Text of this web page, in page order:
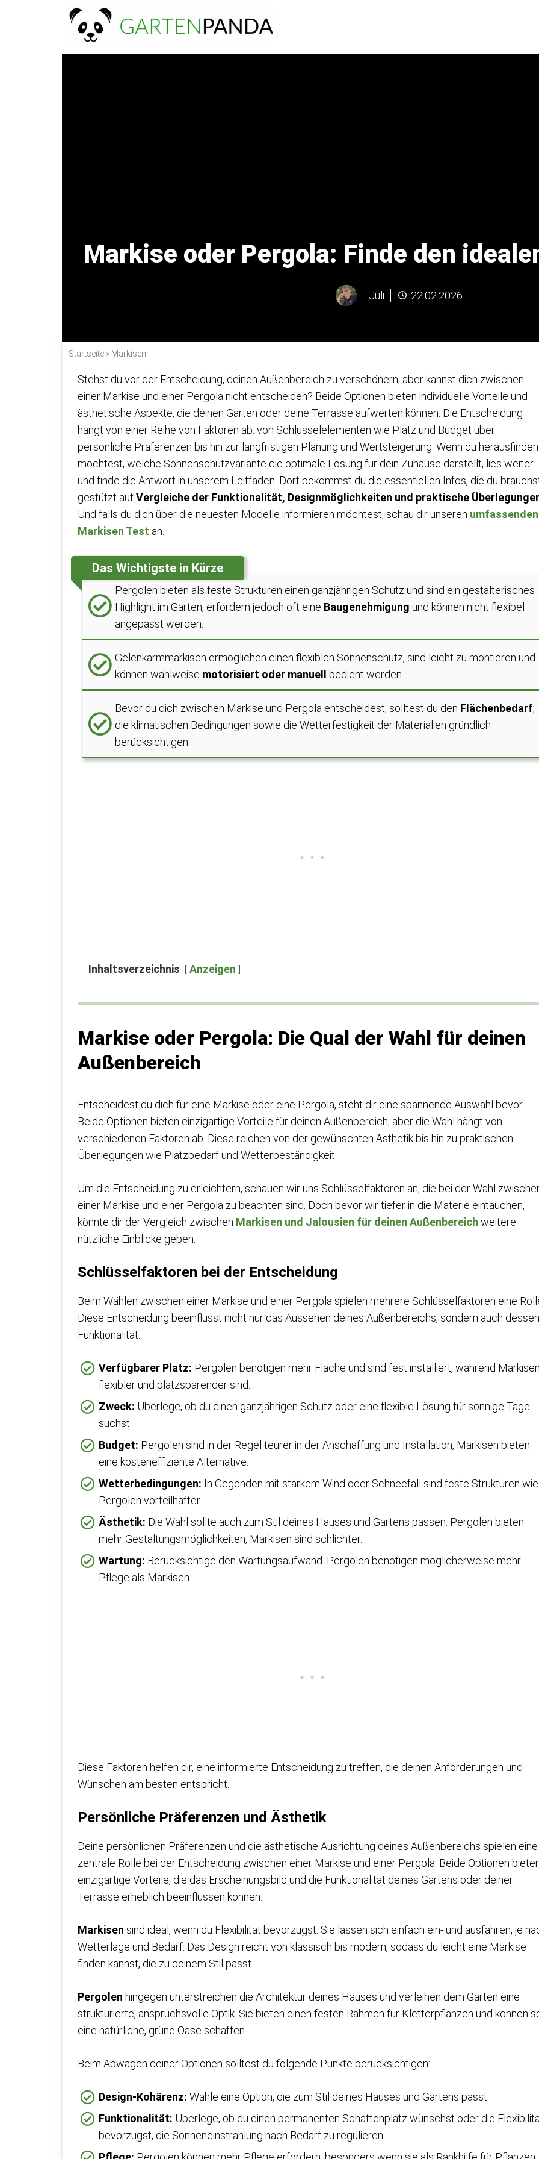
Markise oder Pergola: Finde den
Juli 22.02.2026
Startseite » Markisen
Stehst du vor der Entscheidung, deinen Außenbereich zu verschönern, aber kannst dich zwischen
einer Markise und einer Pergola nicht entscheiden? Beide Optionen bieten individuelle Vorteile und
ästhetische Aspekte, die deinen Garten oder deine Terrasse aufwerten können. Die Entscheidung
hängt von einer Reihe von Faktoren ab: von Schlüsselelementen wie Platz und Budget über
persönliche Präferenzen bis hin zur langfristigen Planung und Wertsteigerung. Wenn du herausfinden
möchtest, welche Sonnenschutzvariante die optimale Lösung für dein Zuhause darstellt, lies weiter
und finde die Antwort in unserem Leitfaden. Dort bekommst du die essentiellen Infos, die du
gestützt aufVergleiche der Funktionalität, Designmöglichkeiten und praktische
Und falls du dich über die neuesten Modelle informieren möchtest, schau dir unseren umfassenden
Markisen Test an.
Das Wichtigste in Kürze
Pergolen bieten als feste Strukturen einen ganzjährigen Schutz und sind ein gestalterisches
Highlight im Garten, erfordern jedoch oft eine Baugenehmigung und können nicht flexibel
angepasst werden.
Gelenkarmmarkisen ermöglichen einen flexiblen Sonnenschutz, sind leicht zu montieren und
können wahlweise motorisiert oder manuell bedient werden.
Bevor du dich zwischen Markise und Pergola entscheidest, solltest du den Flächenbedarf,
die klimatischen Bedingungen sowie die Wetterfestigkeit der Materialien gründlich
berücksichtigen.
Inhaltsverzeichnis Anzeigen
Markise oder Pergola: Die Qual der Wahl für deinen
Außenbereich
Entscheidest du dich für eine Markise oder eine Pergola, steht dir eine spannende Auswahl bevor.
Beide Optionen bieten einzigartige Vorteile für deinen Außenbereich, aber die Wahl hängt von
verschiedenen Faktoren ab. Diese reichen von der gewünschten Ästhetik bis hin zu praktischen
Überlegungen wie Platzbedarf und Wetterbeständigkeit.
Um die Entscheidung zu erleichtern, schauen wir uns Schlüsselfaktoren an, die bei der Wahl
einer Markise und einer Pergola zu beachten sind. Doch bevor wir tiefer in die Materie eintauchen,
könnte dir der Vergleich zwischen Markisen und Jalousien für deinen Außenbereich weitere
nützliche Einblicke geben.
Schlüsselfaktoren bei der Entscheidung
Beim Wählen zwischen einer Markise und einer Pergola spielen mehrere Schlüsselfaktoren eine
Diese Entscheidung beeinflusst nicht nur das Aussehen deines Außenbereichs, sondern auch dessen
Funktionalität.
Verfügbarer Platz: Pergolen benötigen mehr Fläche und sind fest installiert, während
flexibler und platzsparender sind.
Zweck: Überlege, ob du einen ganzjährigen Schutz oder eine flexible Lösung für sonnige Tage
suchst.
Budget: Pergolen sind in der Regel teurer in der Anschaffung und Installation, Markisen bieten
eine kosteneffiziente Alternative.
Wetterbedingungen: In Gegenden mit starkem Wind oder Schneefall sind feste Strukturen wie
Pergolen vorteilhafter.
Ästhetik: Die Wahl sollte auch zum Stil deines Hauses und Gartens passen. Pergolen bieten
mehr Gestaltungsmöglichkeiten, Markisen sind schlichter.
Wartung: Berücksichtige den Wartungsaufwand. Pergolen benötigen möglicherweise mehr
Pflege als Markisen.
Diese Faktoren helfen dir, eine informierte Entscheidung zu treffen, die deinen Anforderungen und
Wünschen am besten entspricht.
Persönliche Präferenzen und Ästhetik
Deine persönlichen Präferenzen und die ästhetische Ausrichtung deines Außenbereichs spielen eine
zentrale Rolle bei der Entscheidung zwischen einer Markise und einer Pergola. Beide Optionen
einzigartige Vorteile, die das Erscheinungsbild und die Funktionalität deines Gartens oder deiner
Terrasse erheblich beeinflussen können.
Markisen sind ideal, wenn du Flexibilität bevorzugst. Sie lassen sich einfach ein- und ausfahren, je
Wetterlage und Bedarf. Das Design reicht von klassisch bis modern, sodass du leicht eine Markise
finden kannst, die zu deinem Stil passt.
Pergolen hingegen unterstreichen die Architektur deines Hauses und verleihen dem Garten eine
strukturierte, anspruchsvolle Optik. Sie bieten einen festen Rahmen für Kletterpflanzen und können
eine natürliche, grüne Oase schaffen.
Beim Abwägen deiner Optionen solltest du folgende Punkte berücksichtigen:
Design-Kohärenz: Wähle eine Option, die zum Stil deines Hauses und Gartens passt.
Funktionalität: Überlege, ob du einen permanenten Schattenplatz wünschst oder die
bevorzugst, die Sonneneinstrahlung nach Bedarf zu regulieren.